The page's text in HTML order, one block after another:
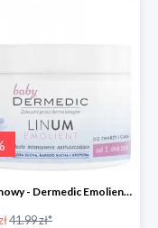
Hit cenowy - Dermedic Emolient Baby Linum
41.99 zł*